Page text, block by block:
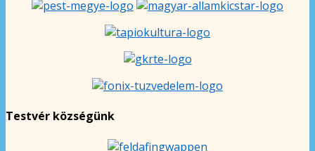
Testvér községünk